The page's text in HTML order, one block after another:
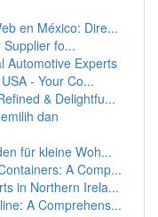
en México: Dire...
Supplier fo...
Automotive Experts
- Your Co...
& Delightfu...
dan
für kleine Woh...
A Comp...
in Northern Irela...
A Comprehens...